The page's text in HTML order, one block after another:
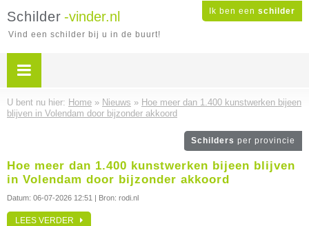
Ik ben een schilder
Schilder -vinder.nl
Vind een schilder bij u in de buurt!
U bent nu hier: Home » Nieuws » Hoe meer dan 1.400 kunstwerken bijeen
blijven in Volendam door bijzonder akkoord
Schilders per provincie
Hoe meer dan 1.400 kunstwerken bijeen blijven
in Volendam door bijzonder akkoord
Datum: 06-07-2026 12:51 | Bron: rodi.nl
LEES VERDER